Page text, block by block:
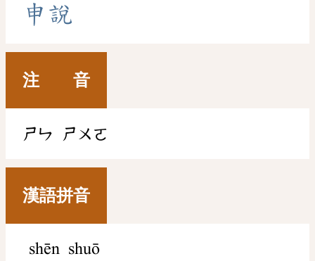
申 說
注 音
ㄕㄣ ㄕㄨㄛ
漢語拼音
shēn shuō